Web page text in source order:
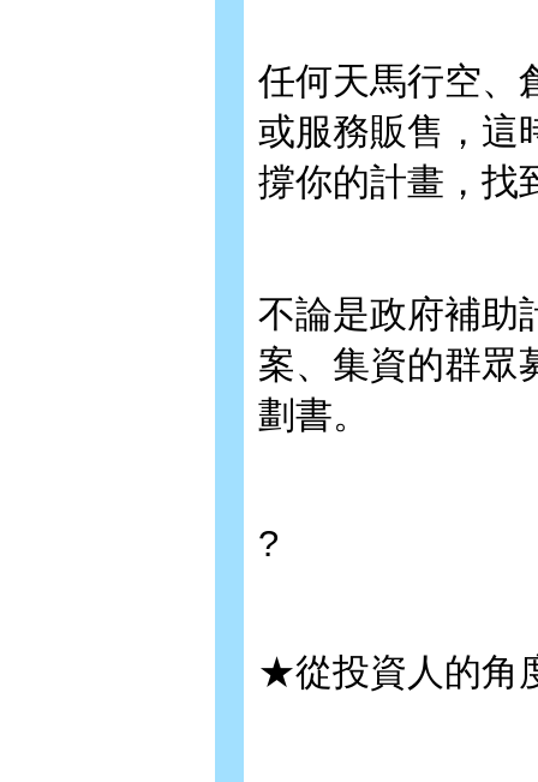
任何天馬行空、
或服務販售，這
撐你的計畫，找
不論是政府補助
案、集資的群眾
劃書。
?
★從投資人的角